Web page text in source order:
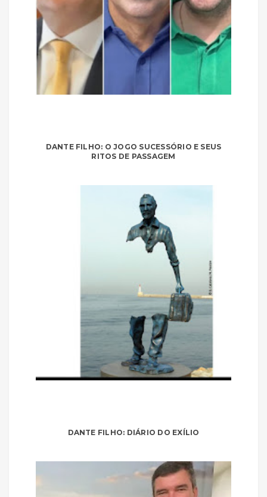
DANTE FILHO: O JOGO SUCESSÓRIO E SEUS
RITOS DE PASSAGEM
DANTE FILHO: DIÁRIO DO EXÍLIO